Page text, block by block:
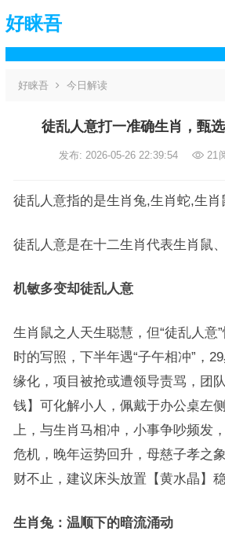
好睐吾
好睐吾 今日解读
徒乱人意打一准确生肖，甄
发布: 2026-05-26 22:39:54 21
徒乱人意指的是生肖兔,生肖蛇,生肖
徒乱人意是在十二生肖代表生肖鼠
机敏多变却徒乱人意
生肖鼠之人天生聪慧，但“徒乱人意
时的写照，下半年遇“子午相冲”，
缘化，项目被抢或遭领导责骂，团
钱】可化解小人，佩戴于办公桌左
上，与生肖马相冲，小事争吵频发
危机，晚年运势回升，母慈子孝之
财不止，建议床头放置【黄水晶】稳
生肖兔：温顺下的暗流涌动